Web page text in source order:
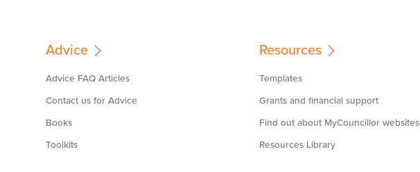
Advice
Advice FAQ Articles
Contact us for Advice
Books
Toolkits
Resources
Templates
Grants and financial support
Find out about MyCouncillor websites
Resources Library